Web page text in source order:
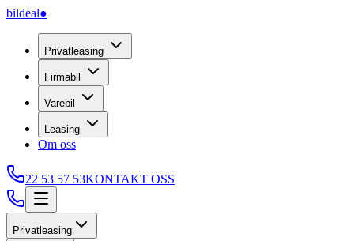
bildeal●
Privatleasing
Firmabil
Varebil
Leasing
Om oss
22 53 57 53KONTAKT OSS
Privatleasing